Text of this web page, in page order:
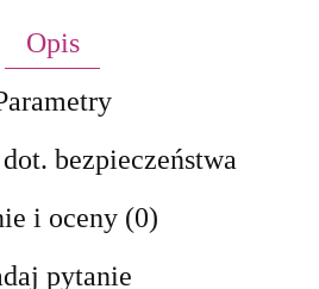
Opis
bezpieczeństwa
i oceny (0)
pytanie